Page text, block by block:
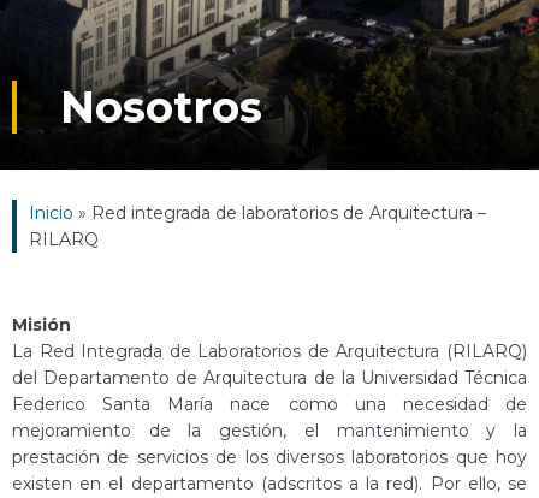
Nosotros
Inicio » Red integrada de laboratorios de Arquitectura –
RILARQ
Misión
La Red Integrada de Laboratorios de Arquitectura (RILARQ)
del Departamento de Arquitectura de la Universidad Técnica
Federico Santa María nace como una necesidad de
mejoramiento de la gestión, el mantenimiento y la
prestación de servicios de los diversos laboratorios que hoy
existen en el departamento (adscritos a la red). Por ello, se